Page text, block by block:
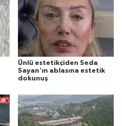
Ünlü estetikçiden Seda
Sayan'ın ablasına estetik
dokunuş